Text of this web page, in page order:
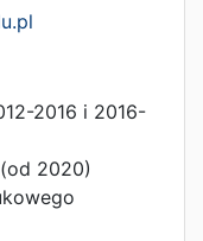
2016 i 2016-
2020)